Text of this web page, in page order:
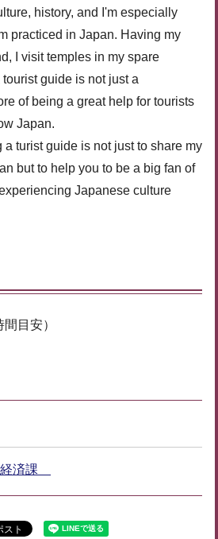
history, and I'm especially
practiced in Japan. Having my
I visit temples in my spare
guide is not just a
of being a great help for tourists
Japan.
a turist guide is not just to share my
but to help you to be a big fan of
Japanese culture
目安）
済課